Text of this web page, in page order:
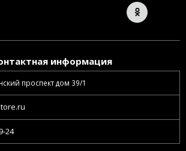
информация
проспект дом 39/1
24